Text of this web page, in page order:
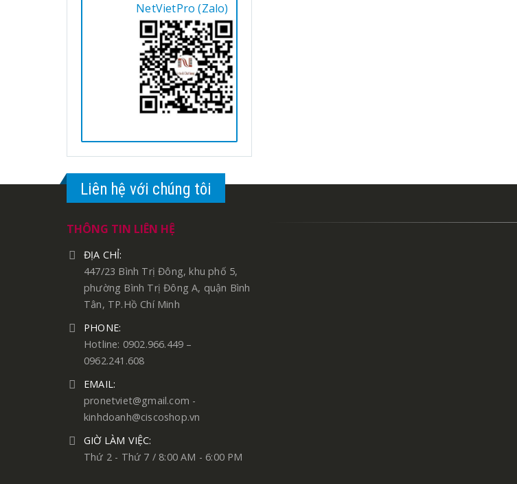
NetVietPro (Zalo)
Liên hệ với chúng tôi
THÔNG TIN LIÊN HỆ
ĐỊA CHỈ:
447/23 Bình Trị Đông, khu phố 5,
phường Bình Trị Đông A, quận Bình
Tân, TP.Hồ Chí Minh
PHONE:
Hotline: 0902.966.449 –
0962.241.608
EMAIL:
pronetviet@gmail.com -
kinhdoanh@ciscoshop.vn
GIỜ LÀM VIỆC:
Thứ 2 - Thứ 7 / 8:00 AM - 6:00 PM